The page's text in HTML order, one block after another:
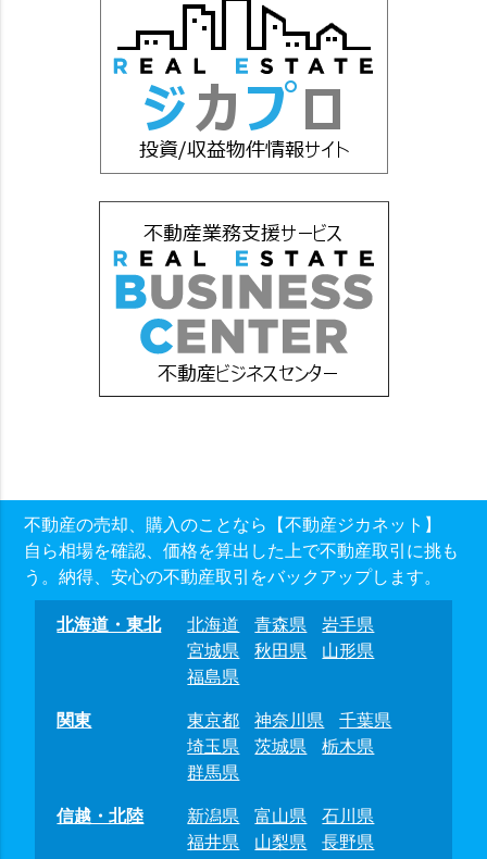
不動産の売却、購入のことなら【不動産ジカネット】
自ら相場を確認、価格を算出した上で不動産取引に挑も
う。納得、安心の不動産取引をバックアップします。
北海道・東北 北海道 青森県
岩手県
宮城県
秋田県
山形県
福島県
関東
東京都 神奈川県
千葉県
埼玉県
茨城県
栃木県
群馬県
信越・北陸
新潟県 富山県
石川県
福井県
山梨県 長野県